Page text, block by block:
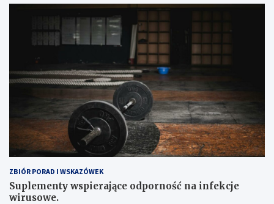
ZBIÓR PORAD I WSKAZÓWEK
Suplementy wspierające odporność na infekcje
wirusowe.